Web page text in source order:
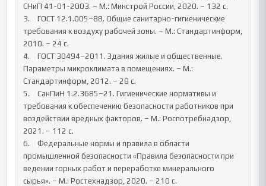
СНиП 41-01-2003. – М.: Минстрой России, 2020. – 132 с.
3.	ГОСТ 12.1.005–88. Общие санитарно-гигиенические
требования к воздуху рабочей зоны. – М.: Стандартинформ,
2010. – 24 с.
4.	ГОСТ 30494–2011. Здания жилые и общественные.
Параметры микроклимата в помещениях. – М.:
Стандартинформ, 2012. – 28 с.
5.	СанПиН 1.2.3685–21. Гигиенические нормативы и
требования к обеспечению безопасности работников при
воздействии вредных факторов. – М.: Роспотребнадзор,
2021. – 112 с.
6.	Федеральные нормы и правила в области
промышленной безопасности «Правила безопасности при
ведении горных работ и переработке минерального
сырья». – М.: Ростехнадзор, 2020. – 210 с.